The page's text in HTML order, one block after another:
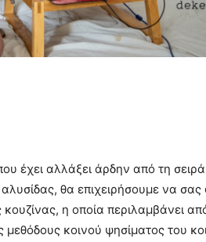
έχει αλλάξει άρδην από τη
θα επιχειρήσουμε να
κουζίνας, η οποία περιλαμβάνει
κοινού ψησίματος του